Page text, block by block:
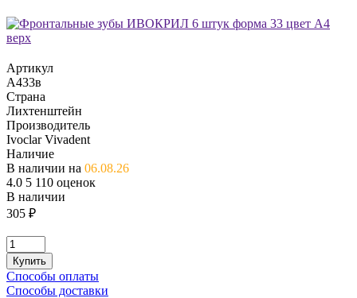
Артикул
А433в
Страна
Лихтенштейн
Производитель
Ivoclar Vivadent
Наличие
В наличии на 06.08.26
4.0 5 110 оценок
В наличии
305 ₽
Купить
Способы оплаты
Способы доставки